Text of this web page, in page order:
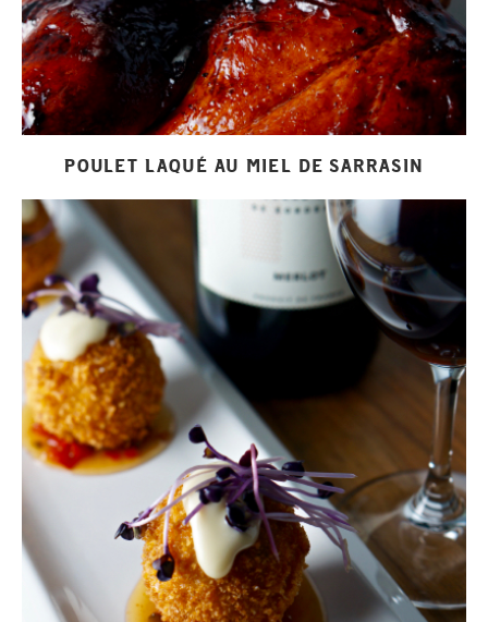
POULET LAQUÉ AU MIEL DE SARRASIN